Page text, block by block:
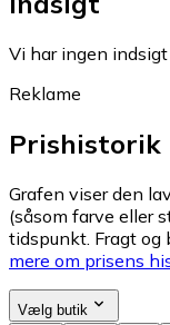
Vi har ingen
Reklame
Prishistorik
Grafen viser den
(såsom farve eller
tidspunkt. Fragt og
mere om prisens
Vælg butik